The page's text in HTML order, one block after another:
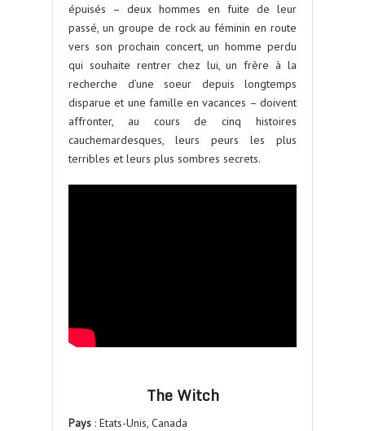
épuisés – deux hommes en fuite de leur
passé, un groupe de rock au féminin en route
vers son prochain concert, un homme perdu
qui souhaite rentrer chez lui, un frère à la
recherche d’une soeur depuis longtemps
disparue et une famille en vacances – doivent
affronter, au cours de cinq histoires
cauchemardesques, leurs peurs les plus
terribles et leurs plus sombres secrets.
The Witch
Pays : Etats-Unis, Canada